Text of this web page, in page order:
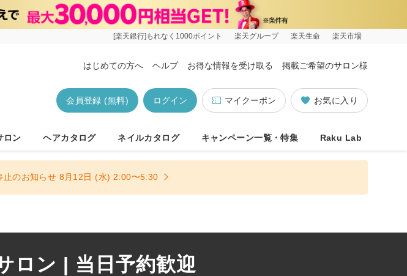
[楽天銀行]もれなく1000ポイント 楽天グループ 楽天生命 楽天市場
はじめての方へ ヘルプ お得な情報を受け取る 掲載ご希望のサロン様
お気に入り
マイクーポン
ログイン
会員登録 (無料)
ロン ヘアカタログ ネイルカタログ キャンペーン一覧・特集 Raku Lab
止のお知らせ 8月12日 (水) 2:00〜5:30
ロン | 当日予約歓迎